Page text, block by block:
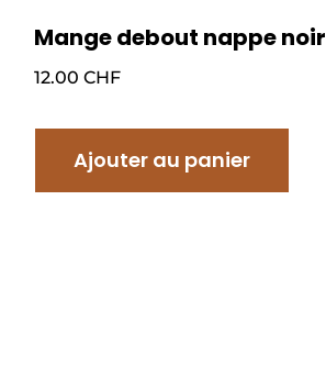
Mange debout nappe noir
12.00 CHF
Ajouter au panier